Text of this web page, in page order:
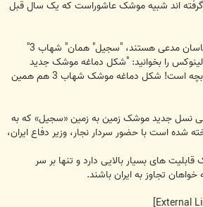
اند شبیه موشک عاشوراست که یک سال قبل
اما چرا این به اصطلاح کارشناسان مدعی هستند، "سجیل" همان" شهاب 3"
را بخوانید: "شکل دماغه موشک جدید
ایران، شبیه نوک بطری شیر بچه است! شکل دماغه موشک شهاب 3 هم همین
نسل جدید موشک زمین به زمین «سجیل» که به
است با حضور سردار نجار، وزیر دفاع ایران،
های بسیار بالایی دارد و تنها بر سر
تجاوز به ایران باشند.